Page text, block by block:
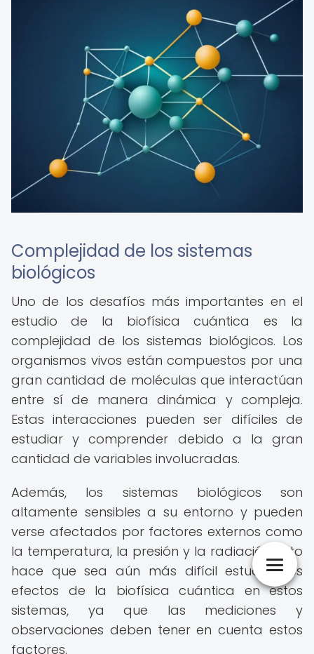
Complejidad de los sistemas
biológicos
Uno de los desafíos más importantes en el
estudio de la biofísica cuántica es la
complejidad de los sistemas biológicos. Los
organismos vivos están compuestos por una
gran cantidad de moléculas que interactúan
entre sí de manera dinámica y compleja.
Estas interacciones pueden ser difíciles de
estudiar y comprender debido a la gran
cantidad de variables involucradas.
Además, los sistemas biológicos son
altamente sensibles a su entorno y pueden
verse afectados por factores externos como
la temperatura, la presión y la radiación. Esto
hace que sea aún más difícil estudiar los
efectos de la biofísica cuántica en estos
sistemas, ya que las mediciones y
observaciones deben tener en cuenta estos
factores.